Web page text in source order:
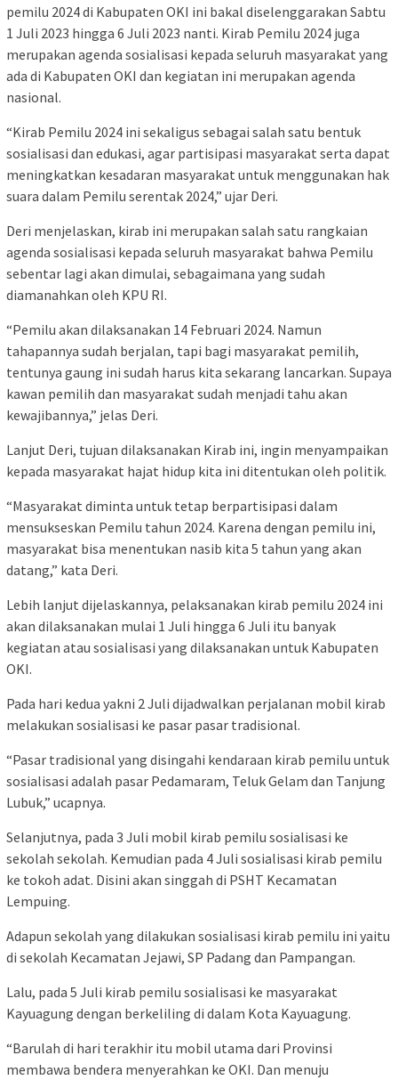
pemilu 2024 di Kabupaten OKI ini bakal diselenggarakan Sabtu
1 Juli 2023 hingga 6 Juli 2023 nanti. Kirab Pemilu 2024 juga
merupakan agenda sosialisasi kepada seluruh masyarakat yang
ada di Kabupaten OKI dan kegiatan ini merupakan agenda
nasional.
“Kirab Pemilu 2024 ini sekaligus sebagai salah satu bentuk
sosialisasi dan edukasi, agar partisipasi masyarakat serta dapat
meningkatkan kesadaran masyarakat untuk menggunakan hak
suara dalam Pemilu serentak 2024,” ujar Deri.
Deri menjelaskan, kirab ini merupakan salah satu rangkaian
agenda sosialisasi kepada seluruh masyarakat bahwa Pemilu
sebentar lagi akan dimulai, sebagaimana yang sudah
diamanahkan oleh KPU RI.
“Pemilu akan dilaksanakan 14 Februari 2024. Namun
tahapannya sudah berjalan, tapi bagi masyarakat pemilih,
tentunya gaung ini sudah harus kita sekarang lancarkan. Supaya
kawan pemilih dan masyarakat sudah menjadi tahu akan
kewajibannya,” jelas Deri.
Lanjut Deri, tujuan dilaksanakan Kirab ini, ingin menyampaikan
kepada masyarakat hajat hidup kita ini ditentukan oleh politik.
“Masyarakat diminta untuk tetap berpartisipasi dalam
mensukseskan Pemilu tahun 2024. Karena dengan pemilu ini,
masyarakat bisa menentukan nasib kita 5 tahun yang akan
datang,” kata Deri.
Lebih lanjut dijelaskannya, pelaksanakan kirab pemilu 2024 ini
akan dilaksanakan mulai 1 Juli hingga 6 Juli itu banyak
kegiatan atau sosialisasi yang dilaksanakan untuk Kabupaten
OKI.
Pada hari kedua yakni 2 Juli dijadwalkan perjalanan mobil kirab
melakukan sosialisasi ke pasar pasar tradisional.
“Pasar tradisional yang disingahi kendaraan kirab pemilu untuk
sosialisasi adalah pasar Pedamaram, Teluk Gelam dan Tanjung
Lubuk,” ucapnya.
Selanjutnya, pada 3 Juli mobil kirab pemilu sosialisasi ke
sekolah sekolah. Kemudian pada 4 Juli sosialisasi kirab pemilu
ke tokoh adat. Disini akan singgah di PSHT Kecamatan
Lempuing.
Adapun sekolah yang dilakukan sosialisasi kirab pemilu ini yaitu
di sekolah Kecamatan Jejawi, SP Padang dan Pampangan.
Lalu, pada 5 Juli kirab pemilu sosialisasi ke masyarakat
Kayuagung dengan berkeliling di dalam Kota Kayuagung.
“Barulah di hari terakhir itu mobil utama dari Provinsi
membawa bendera menyerahkan ke OKI. Dan menuju